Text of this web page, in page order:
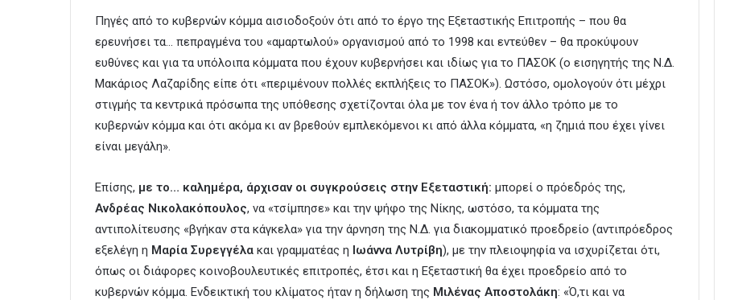
Πηγές από το κυβερνών κόμμα αισιοδοξούν ότι από το έργο της Εξεταστικής Επιτροπής – που θα
ερευνήσει τα… πεπραγμένα του «αμαρτωλού» οργανισμού από το 1998 και εντεύθεν – θα προκύψουν
ευθύνες και για τα υπόλοιπα κόμματα που έχουν κυβερνήσει και ιδίως για το ΠΑΣΟΚ (ο εισηγητής της Ν.Δ.
Μακάριος Λαζαρίδης είπε ότι «περιμένουν πολλές εκπλήξεις το ΠΑΣΟΚ»). Ωστόσο, ομολογούν ότι μέχρι
στιγμής τα κεντρικά πρόσωπα της υπόθεσης σχετίζονται όλα με τον ένα ή τον άλλο τρόπο με το
κυβερνών κόμμα και ότι ακόμα κι αν βρεθούν εμπλεκόμενοι κι από άλλα κόμματα, «η ζημιά που έχει γίνει
είναι μεγάλη».
Επίσης, με το… καλημέρα, άρχισαν οι συγκρούσεις στην Εξεταστική: μπορεί ο πρόεδρός της,
Ανδρέας Νικολακόπουλος, να «τσίμπησε» και την ψήφο της Νίκης, ωστόσο, τα κόμματα της
αντιπολίτευσης «βγήκαν στα κάγκελα» για την άρνηση της Ν.Δ. για διακομματικό προεδρείο (αντιπρόεδρος
εξελέγη η Μαρία Συρεγγέλα και γραμματέας η Ιωάννα Λυτρίβη), με την πλειοψηφία να ισχυρίζεται ότι,
όπως οι διάφορες κοινοβουλευτικές επιτροπές, έτσι και η Εξεταστική θα έχει προεδρείο από το
κυβερνών κόμμα. Ενδεικτική του κλίματος ήταν η δήλωση της Μιλένας Αποστολάκη: «Ό,τι και να